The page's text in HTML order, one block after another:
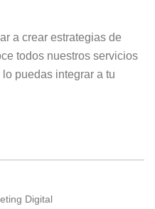
a crear estrategias de
todos nuestros servicios
lo puedas integrar a tu
Digital